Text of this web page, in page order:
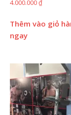
4.000.000₫
Thêm vào giỏ
ngay